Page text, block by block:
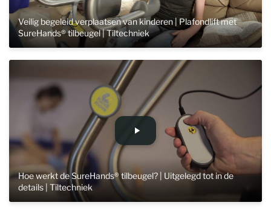
Veilig begeleid verplaatsen van kinderen | Plafondlift met
SureHands® tilbeugel | Tiltechniek
Hoe werkt de SureHands® tilbeugel? | Uitgelegd tot in de
details | Tiltechniek